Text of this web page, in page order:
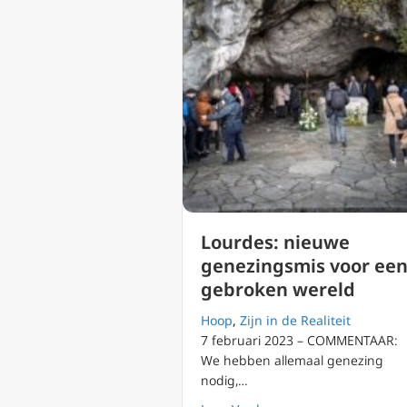
Lourdes: nieuwe
genezingsmis voor een
gebroken wereld
Hoop, Zijn in de Realiteit
7 februari 2023 – COMMENTAAR:
We hebben allemaal genezing
nodig,…